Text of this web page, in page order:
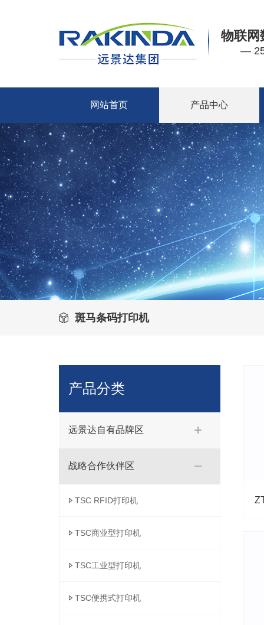
物联网
—
网站首页 产品中心
斑马条码打印机
产品分类
远景达自有品牌区
战略合作伙伴区
TSC RFID打印机
TSC商业型打印机
TSC工业型打印机
TSC便携式打印机